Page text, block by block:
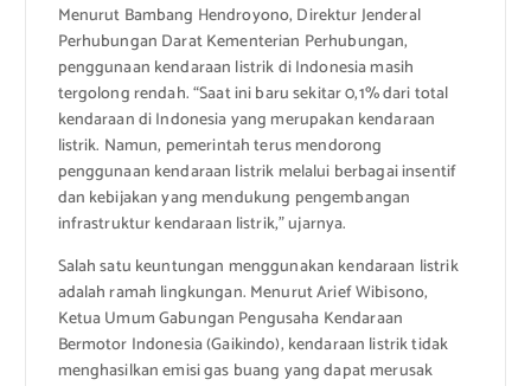
Menurut Bambang Hendroyono, Direktur Jenderal
Perhubungan Darat Kementerian Perhubungan,
penggunaan kendaraan listrik di Indonesia masih
tergolong rendah. “Saat ini baru sekitar 0,1% dari total
kendaraan di Indonesia yang merupakan kendaraan
listrik. Namun, pemerintah terus mendorong
penggunaan kendaraan listrik melalui berbagai insentif
dan kebijakan yang mendukung pengembangan
infrastruktur kendaraan listrik,” ujarnya.
Salah satu keuntungan menggunakan kendaraan listrik
adalah ramah lingkungan. Menurut Arief Wibisono,
Ketua Umum Gabungan Pengusaha Kendaraan
Bermotor Indonesia (Gaikindo), kendaraan listrik tidak
menghasilkan emisi gas buang yang dapat merusak